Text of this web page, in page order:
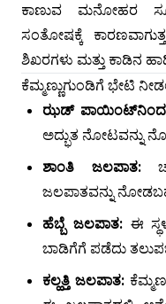
ಕಾಣುವ ಮನೋಹರ
ಸಂತೋಷಕ್ಕೆ
ಶಿಖರಗಳು ಮತ್ತು ಕಾಡಿನ
ಕೆಮ್ಮಣ್ಣುಗುಂಡಿಗೆ ಭೇಟಿ
ಝಡ್
ಅದ್ಭುತ ನೋಟವನ್ನು
ಶಾಂತಿ ಜಲಪಾತ:
ಜಲಪಾತವನ್ನು
ಹೆಬ್ಬೆ ಜಲಪಾತ: ಈ
ಬಾಡಿಗೆಗೆ ಪಡೆದು
ಕಲ್ಹತ್ತಿ ಜಲಪಾತ: